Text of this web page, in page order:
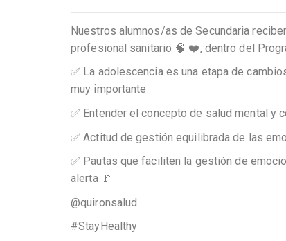
Nuestros alumnos/as de Secundaria
profesional sanitario 🧠 ❤️, dentro del
✅ La adolescencia es una etapa de
muy importante
✅ Entender el concepto de salud mental y
✅ Actitud de gestión equilibrada de las
✅ Pautas que faciliten la gestión de
alerta 🚩
@quironsalud
#StayHealthy